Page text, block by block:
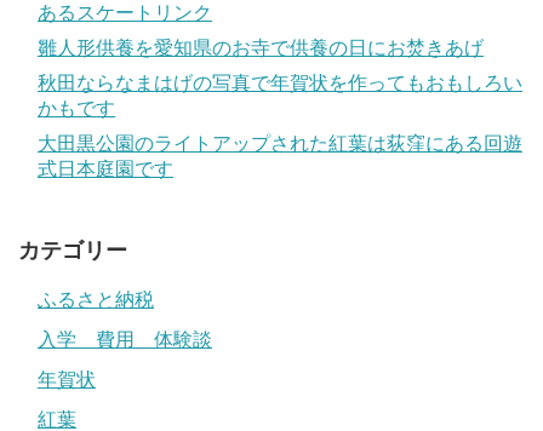
あるスケートリンク
雛人形供養を愛知県のお寺で供養の日にお焚きあげ
秋田ならなまはげの写真で年賀状を作ってもおもしろい
かもです
大田黒公園のライトアップされた紅葉は荻窪にある回遊
式日本庭園です
カテゴリー
ふるさと納税
入学 費用 体験談
年賀状
紅葉